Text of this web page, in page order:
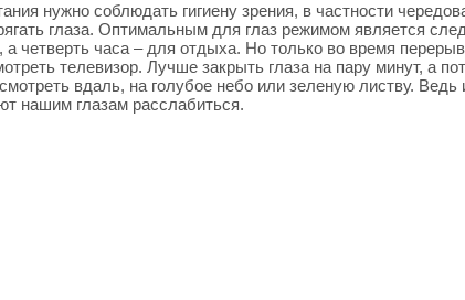
нужно соблюдать гигиену зрения, в частности
глаза. Оптимальным для глаз режимом является
четверть часа – для отдыха. Но только во время
телевизор. Лучше закрыть глаза на пару минут, а
вдаль, на голубое небо или зеленую листву.
нашим глазам расслабиться.